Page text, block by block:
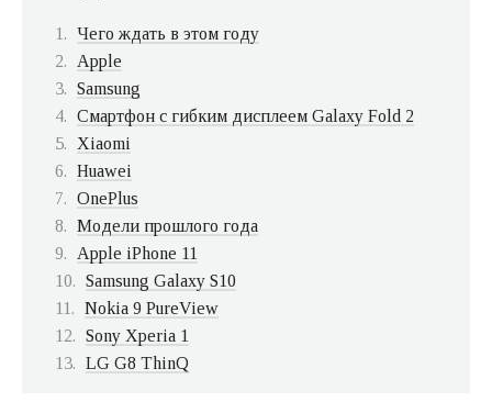
Чего ждать в этом году
Apple
Samsung
Смартфон с гибким дисплеем Galaxy Fold 2
Xiaomi
Huawei
OnePlus
Модели прошлого года
Apple iPhone 11
Samsung Galaxy S10
Nokia 9 PureView
Sony Xperia 1
LG G8 ThinQ